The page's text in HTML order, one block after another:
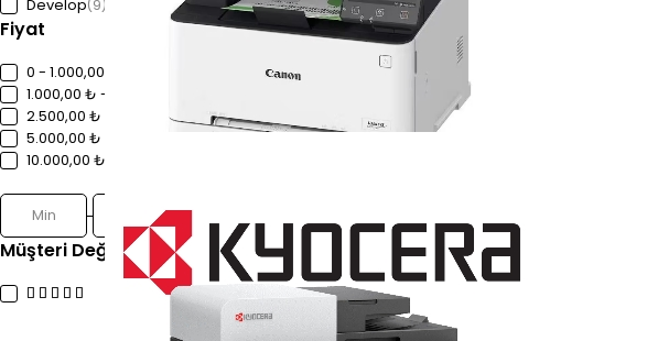
Develop(9)
Fiyat
0 - 1.000,00 ₺
1.000,00 ₺ - 2.500,00 ₺
2.500,00 ₺ - 5.000,00 ₺
5.000,00 ₺ - 10.000,00 ₺
10.000,00 ₺+
Müşteri Değerlendirmeleri